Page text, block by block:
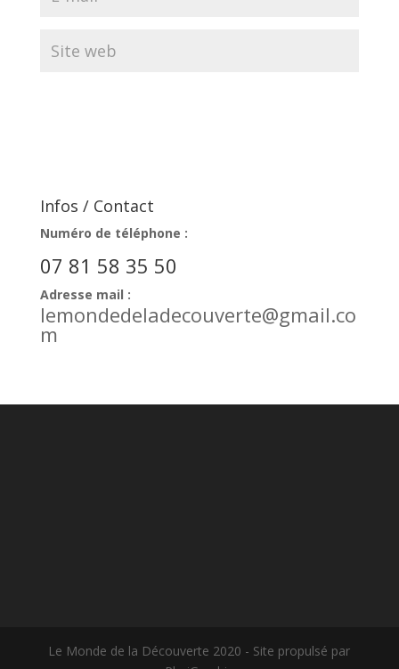
Infos / Contact
Numéro de téléphone :
07 81 58 35 50
Adresse mail :
lemondedeladecouverte@gmail.co
m
Le Monde de la Découverte 2020 - Site propulsé par